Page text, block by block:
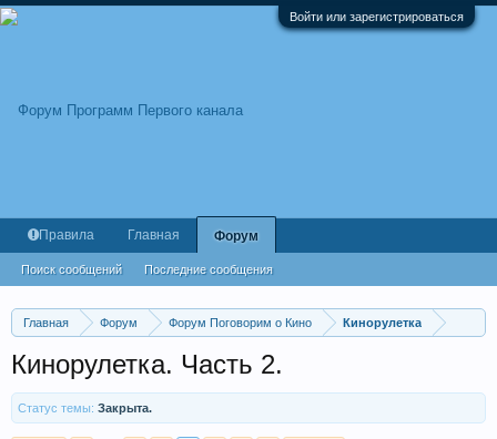
Войти или зарегистрироваться
Главная Форум Форум Поговорим о Кино Кинорулетка
Кинорулетка. Часть 2.
Статус темы: Закрыта.
Правила Главная Форум
Поиск сообщений Последние сообщения